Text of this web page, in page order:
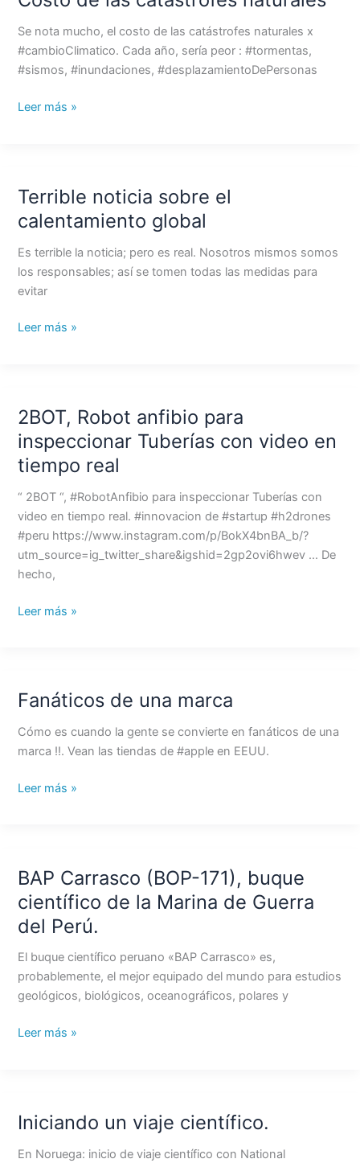
Se nota mucho, el costo de las catástrofes naturales x
#cambioClimatico. Cada año, sería peor : #tormentas,
#sismos, #inundaciones, #desplazamientoDePersonas
las
catástrofes
naturales
Leer más »
Terrible noticia sobre el
calentamiento global
Es terrible la noticia; pero es real. Nosotros mismos somos
los responsables; así se tomen todas las medidas para
evitar
Terrible
noticia
sobre
el
calentamiento
global
Leer más »
2BOT, Robot anfibio para
inspeccionar Tuberías con video en
tiempo real
“ 2BOT “, #RobotAnfibio para inspeccionar Tuberías con
video en tiempo real. #innovacion de #startup #h2drones
#peru https://www.instagram.com/p/BokX4bnBA_b/?
utm_source=ig_twitter_share&igshid=2gp2ovi6hwev … De
hecho,
2BOT,
Robot
anfibio
para
inspeccionar
Tuberías
con
video
en
real
Leer más »
Fanáticos de una marca
Cómo es cuando la gente se convierte en fanáticos de una
marca !!. Vean las tiendas de #apple en EEUU.
Fanáticos
una
marca
Leer más »
BAP Carrasco (BOP-171), buque
científico de la Marina de Guerra
del Perú.
El buque científico peruano «BAP Carrasco» es,
probablemente, el mejor equipado del mundo para estudios
geológicos, biológicos, oceanográficos, polares y
BAP
Carrasco
(BOP-
171),
buque
científico
de
Marina
Leer más »
Iniciando un viaje científico.
En Noruega: inicio de viaje científico con National
Iniciando
viaje